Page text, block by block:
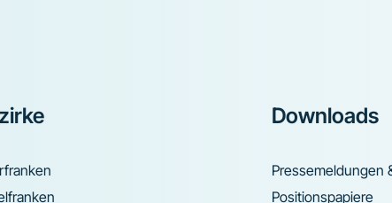
Downloads
Pressemeldungen
Positionspapiere